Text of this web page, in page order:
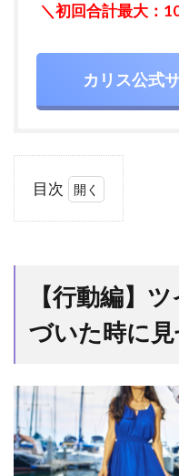
＼初回合計最大：
カリス公式
目次
ツイ
ンレ
イ男
いた
時に
見せ
る5
つの
【行動編】
づいた時に